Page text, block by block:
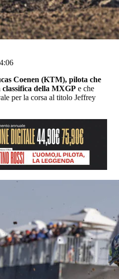
Coenen (KTM), pilota che
della MXGP e che
per la corsa al titolo Jeffrey